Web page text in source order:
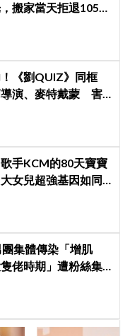
搬家當天拒退105億
《劉QUIZ》同框
導演、麥特戴蒙 害
歌手KCM的80天寶寶
女兒超強基因如同
集體傳染「增肌
佬時期」遭粉絲集